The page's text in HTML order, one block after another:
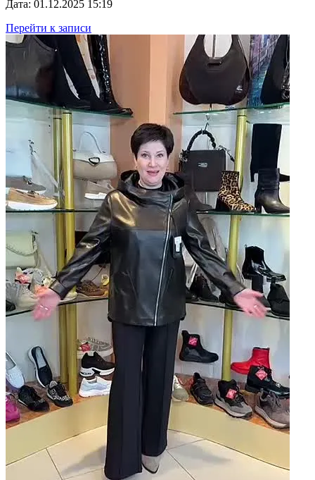
Дата: 01.12.2025 15:19
Перейти к записи